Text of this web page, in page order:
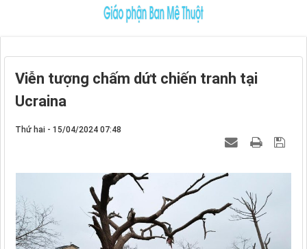
Viễn tượng chấm dứt chiến tranh tại
Ucraina
Thứ hai - 15/04/2024 07:48